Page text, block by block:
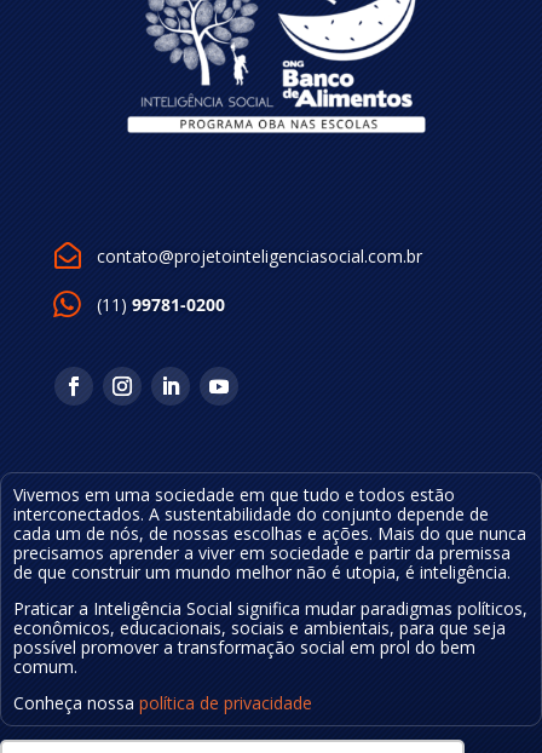
 contato@projetointeligenciasocial.com.br
(11) 99781-0200
Vivemos em uma sociedade em que tudo e todos estão
interconectados. A sustentabilidade do conjunto depende de
cada um de nós, de nossas escolhas e ações. Mais do que nunca
precisamos aprender a viver em sociedade e partir da premissa
de que construir um mundo melhor não é utopia, é inteligência.
Praticar a Inteligência Social significa mudarparadigmas políticos,
econômicos, educacionais, sociais e ambientais, para que seja
possível promover a transformação social em prol do bem
comum.
Conheça nossa política de privacidade